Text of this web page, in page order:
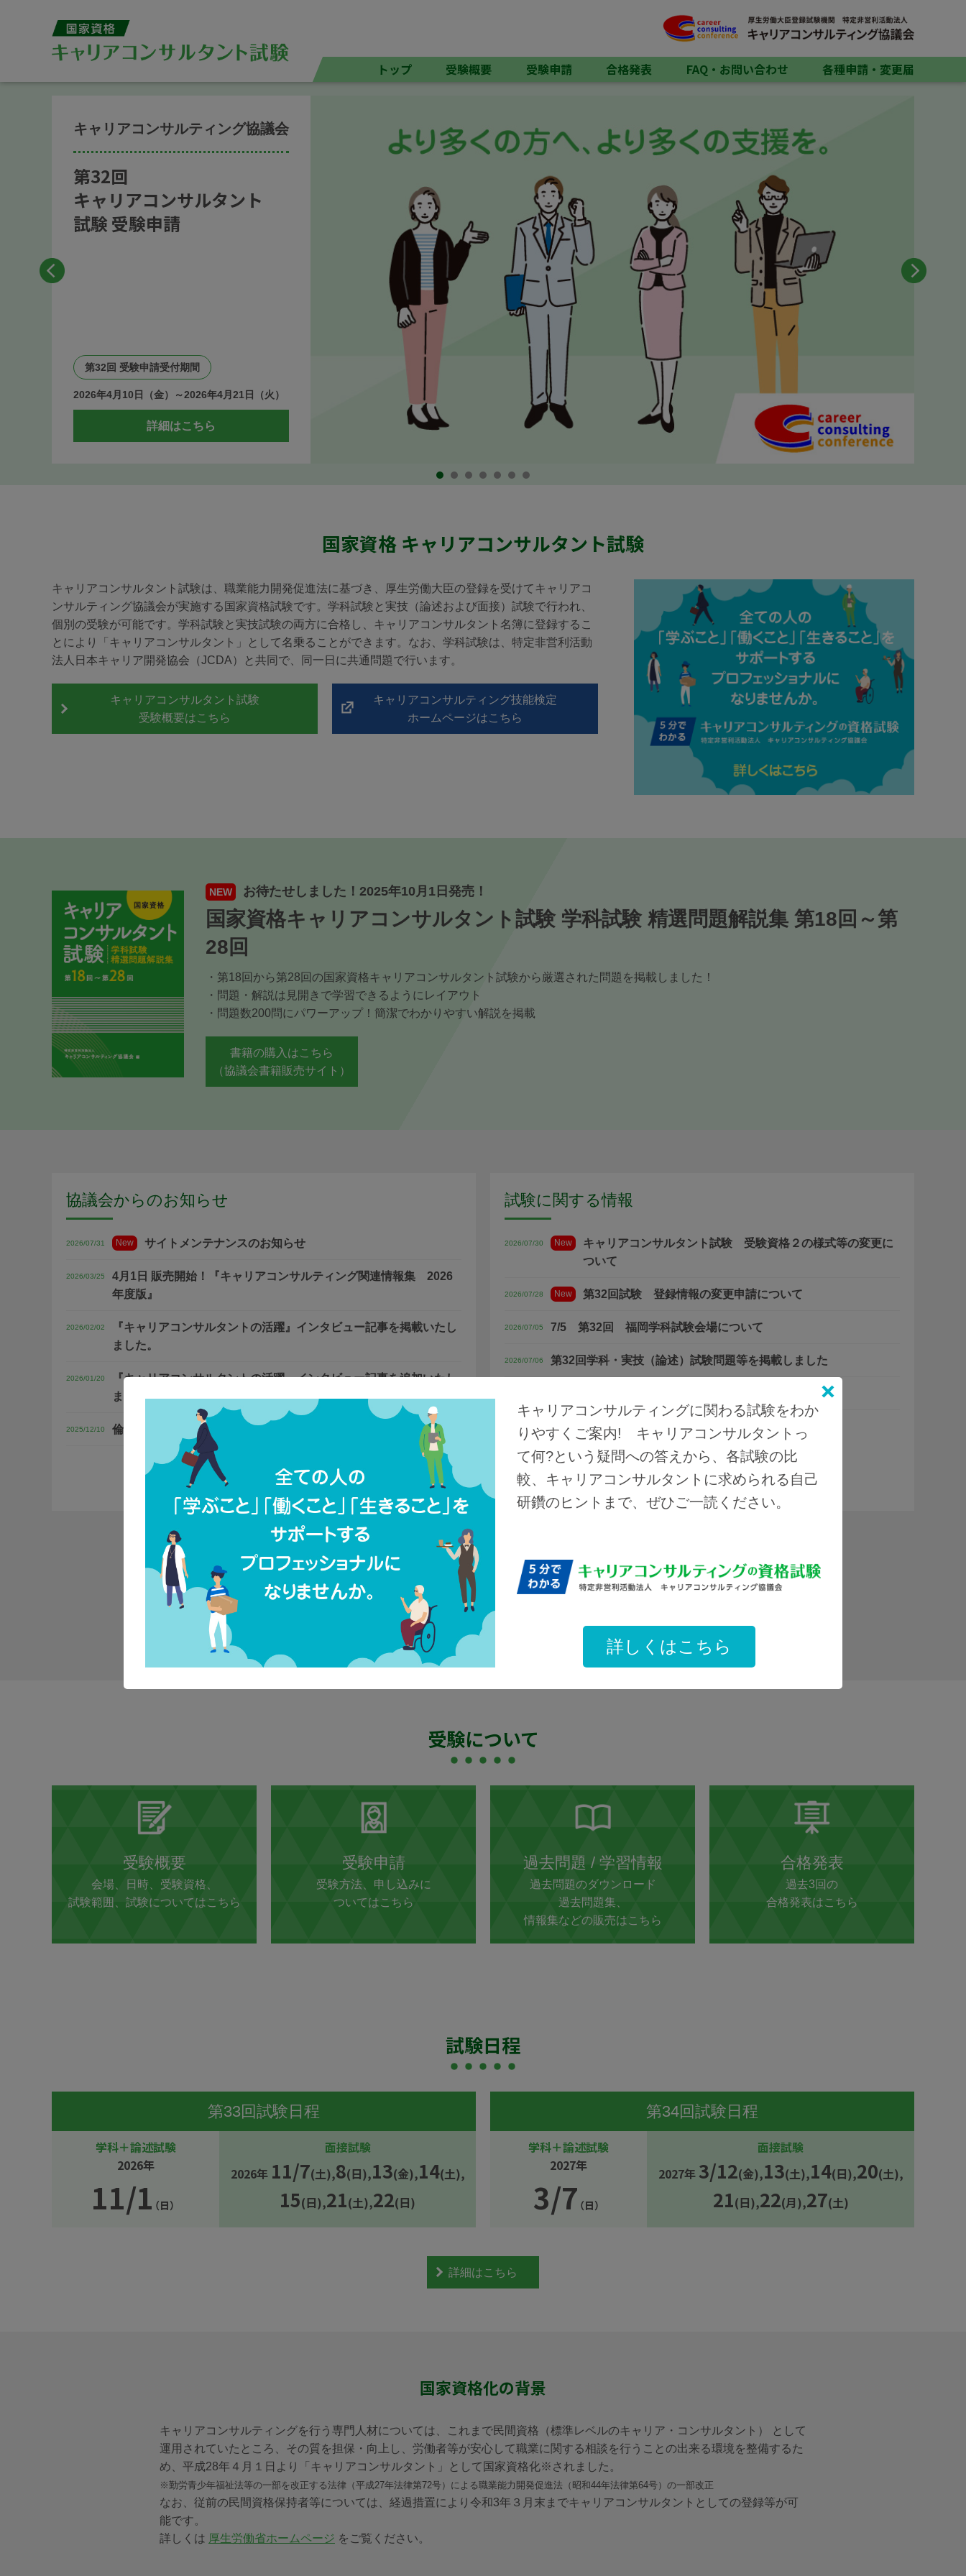
トップ 受験概要 受験申請 合格発表 FAQ・お問い合わせ 各種申請・変更届
キャリアコンサルティング協議会
第32回
キャリアコンサルタント
試験 受験申請
第32回 受験申請受付期間
2026年4月10日（金）～2026年4月21日（火）
詳細はこちら
国家資格 キャリアコンサルタント試験
キャリアコンサルタント試験は、職業能力開発促進法に基づき、厚生労働大臣の登録を受けてキャリアコ
ンサルティング協議会が実施する国家資格試験です。学科試験と実技（論述および面接）試験で行われ、
個別の受験が可能です。学科試験と実技試験の両方に合格し、キャリアコンサルタント名簿に登録するこ
とにより「キャリアコンサルタント」として名乗ることができます。なお、学科試験は、特定非営利活動
法人日本キャリア開発協会（JCDA）と共同で、同一日に共通問題で行います。
キャリアコンサルタント試験
受験概要はこちら
キャリアコンサルティング技能検定
ホームページはこちら
NEW お待たせしました！2025年10月1日発売！
国家資格キャリアコンサルタント試験 学科試験 精選問題解説集 第18回～第
28回
・第18回から第28回の国家資格キャリアコンサルタント試験から厳選された問題を掲載しました！
・問題・解説は見開きで学習できるようにレイアウト
・問題数200問にパワーアップ！簡潔でわかりやすい解説を掲載
書籍の購入はこちら
（協議会書籍販売サイト）
協議会からのお知らせ
2026/07/31 New サイトメンテナンスのお知らせ
2026/03/25
4月1日 販売開始！『キャリアコンサルティング関連情報集 2026
年度版』
2026/02/02
『キャリアコンサルタントの活躍』インタビュー記事を掲載いたし
ました。
2026/01/20
『キャリアコンサルタントの活躍』インタビュー記事を追加いたし
ました！
2025/12/10 倫理綱領ポータルサイトを新たに開設しました
一覧はこちら
試験に関する情報
2026/07/30 New
キャリアコンサルタント試験 受験資格２の様式等の変更に
ついて
2026/07/28 New 第32回試験 登録情報の変更申請について
2026/07/05 7/5 第32回 福岡学科試験会場について
2026/07/06 第32回学科・実技（論述）試験問題等を掲載しました
一覧はこちら
受験について
受験概要
会場、日時、受験資格、
試験範囲、試験についてはこちら
受験申請
受験方法、申し込みに
ついてはこちら
過去問題 / 学習情報
過去問題のダウンロード
過去問題集、
情報集などの販売はこちら
合格発表
過去3回の
合格発表はこちら
試験日程
第33回試験日程
学科＋論述試験
2026年
11/1（日）
面接試験
2026年 11/7(土),8(日),13(金),14(土),
15(日),21(土),22(日)
第34回試験日程
学科＋論述試験
2027年
3/7 （日）
面接試験
2027年 3/12(金),13(土),14(日),20(土),
21(日),22(月),27(土)
詳細はこちら
国家資格化の背景
キャリアコンサルティングを行う専門人材については、これまで民間資格（標準レベルのキャリア・コンサルタント） として
運用されていたところ、その質を担保・向上し、労働者等が安心して職業に関する相談を行うことの出来る環境を整備するた
め、平成28年４月１日より「キャリアコンサルタント」として国家資格化※されました。
※勤労青少年福祉法等の一部を改正する法律（平成27年法律第72号）による職業能力開発促進法（昭和44年法律第64号）の一部改正
なお、従前の民間資格保持者等については、経過措置により令和3年３月末までキャリアコンサルタントとしての登録等が可
能です。
詳しくは 厚生労働省ホームページ をご覧ください。
キャリアコンサルティングに関わる試験をわか
りやすくご案内! キャリアコンサルタントっ
て何?という疑問への答えから、各試験の比
較、キャリアコンサルタントに求められる自己
研鑽のヒントまで、ぜひご一読ください。
詳しくはこちら